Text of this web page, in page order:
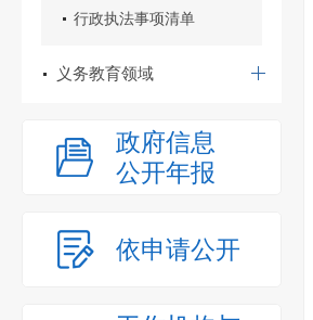
行政执法事项清单
义务教育领域
政府信息
公开年报
依申请公开